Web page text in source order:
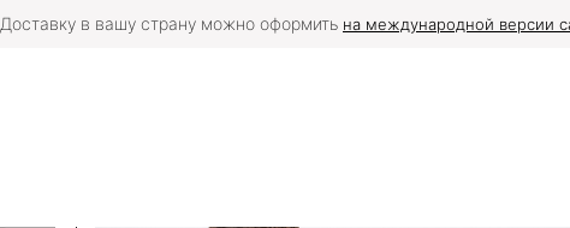
Доставку в вашу страну можно оформить на международной версии